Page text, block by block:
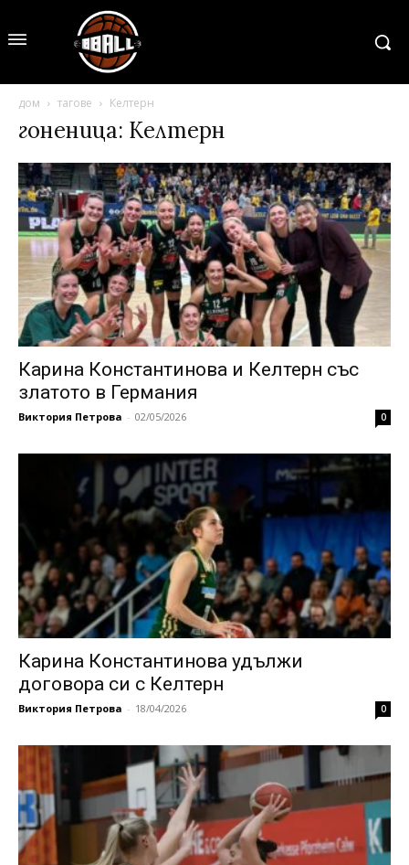
дом тагове Келтерн
гоненица: Келтерн
Карина Константинова и Келтерн със
златото в Германия
Виктория Петрова - 02/05/2026 0
Карина Константинова удължи
договора си с Келтерн
Виктория Петрова - 18/04/2026 0